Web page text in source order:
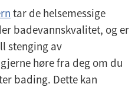
tar de helsemessige
badevannskvalitet, og er
stenging av
høre fra deg om du
bading. Dette kan